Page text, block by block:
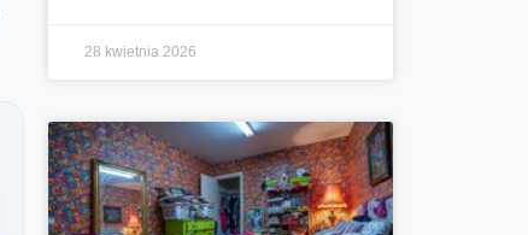
28 kwietnia 2026